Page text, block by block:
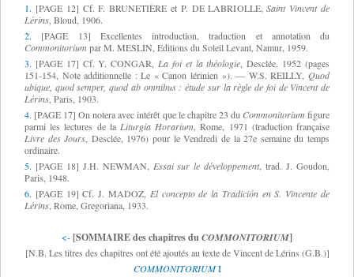
1. [PAGE 12] Cf. F. BRUNETIÈRE et P. DE LABRIOLLE,Saint Vincent de
Lérins , Bloud, 1906.
2. [PAGE 13] Excellentes introduction, traduction et annotation du
Commonitorium par M. MESLIN, Editions du Soleil Levant, Namur, 1959.
3. [PAGE 17] Cf. Y. CONGAR, La foi et la théologie , Desclée, 1952 (pages
151-154, Note additionnelle : Le « Canon lérinien »). — W.S. REILLY, Quod
ubique, quod semper, quod ab omnibus : étude sur la règle de foi de Vincent de
Lérins , Paris, 1903.
4. [PAGE 17] On notera avec intérêt que le chapitre 23 du Commonitorium figure
parmi les lectures de la Liturgia Horarium , Rome, 1971 (traduction française
Livre des Jours , Desclée, 1976) pour le Vendredi de la 27e semaine du temps
ordinaire.
5. [PAGE 18] J.H. NEWMAN, Essai sur le développement, trad. J. Goudon,
Paris, 1948.
6. [PAGE 19] Cf. J. MADOZ, El concepto de la Tradiciónen S. Vincente de
Lérins , Rome, Gregoriana, 1933.
<-[SOMMAIRE des chapitres duCOMMONITORIUM]
[N.B. Les titres des chapitres ont été ajoutés au texte de Vincent de Lérins (G.B.)]
COMMONITORIUMI